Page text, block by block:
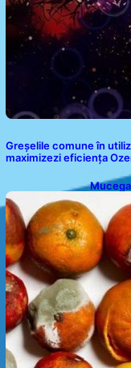
Greșelile comune în
maximizezi eficiența